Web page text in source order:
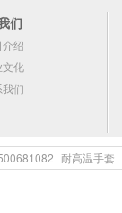
们
绍
文化
们
耐高温手套